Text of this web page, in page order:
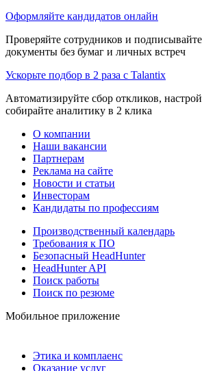
Оформляйте кандидатов онлайн
Проверяйте сотрудников и
документы без бумаг и личных встреч
Ускорьте подбор в 2 раза с Talantix
Автоматизируйте сбор откликов,
собирайте аналитику в 2 клика
О компании
Наши вакансии
Партнерам
Реклама на сайте
Новости и статьи
Инвесторам
Кандидаты по профессиям
Производственный календарь
Требования к ПО
Безопасный HeadHunter
HeadHunter API
Поиск работы
Поиск по резюме
Мобильное приложение
Этика и комплаенс
Оказание услуг